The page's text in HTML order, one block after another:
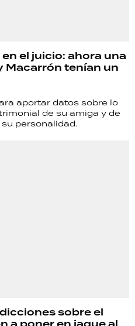
el juicio: ahora una
Macarrón tenían un
aportar datos sobre lo
de su amiga y de
personalidad.
sobre el